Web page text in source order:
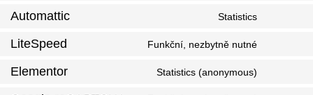
Automattic Statistics
LiteSpeed Funkční, nezbytně nutné
Elementor Statistics (anonymous)